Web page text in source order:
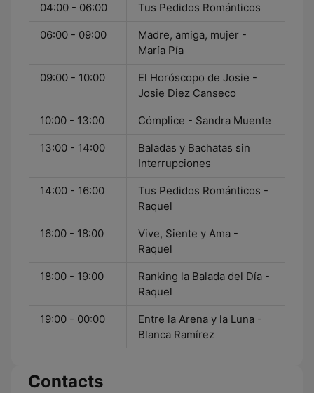
04:00 - 06:00 Tus Pedidos Románticos
06:00 - 09:00
Madre, amiga, mujer -
María Pía
09:00 - 10:00
El Horóscopo de Josie -
Josie Diez Canseco
10:00 - 13:00 Cómplice - Sandra Muente
13:00 - 14:00
Baladas y Bachatas sin
Interrupciones
14:00 - 16:00
Tus Pedidos Románticos -
Raquel
16:00 - 18:00
Vive, Siente y Ama -
Raquel
18:00 - 19:00
Ranking la Balada del Día -
Raquel
19:00 - 00:00
Entre la Arena y la Luna -
Blanca Ramírez
Contacts